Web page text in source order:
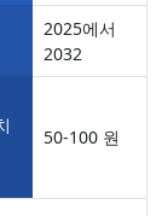
2025에서
2032
50-100 원